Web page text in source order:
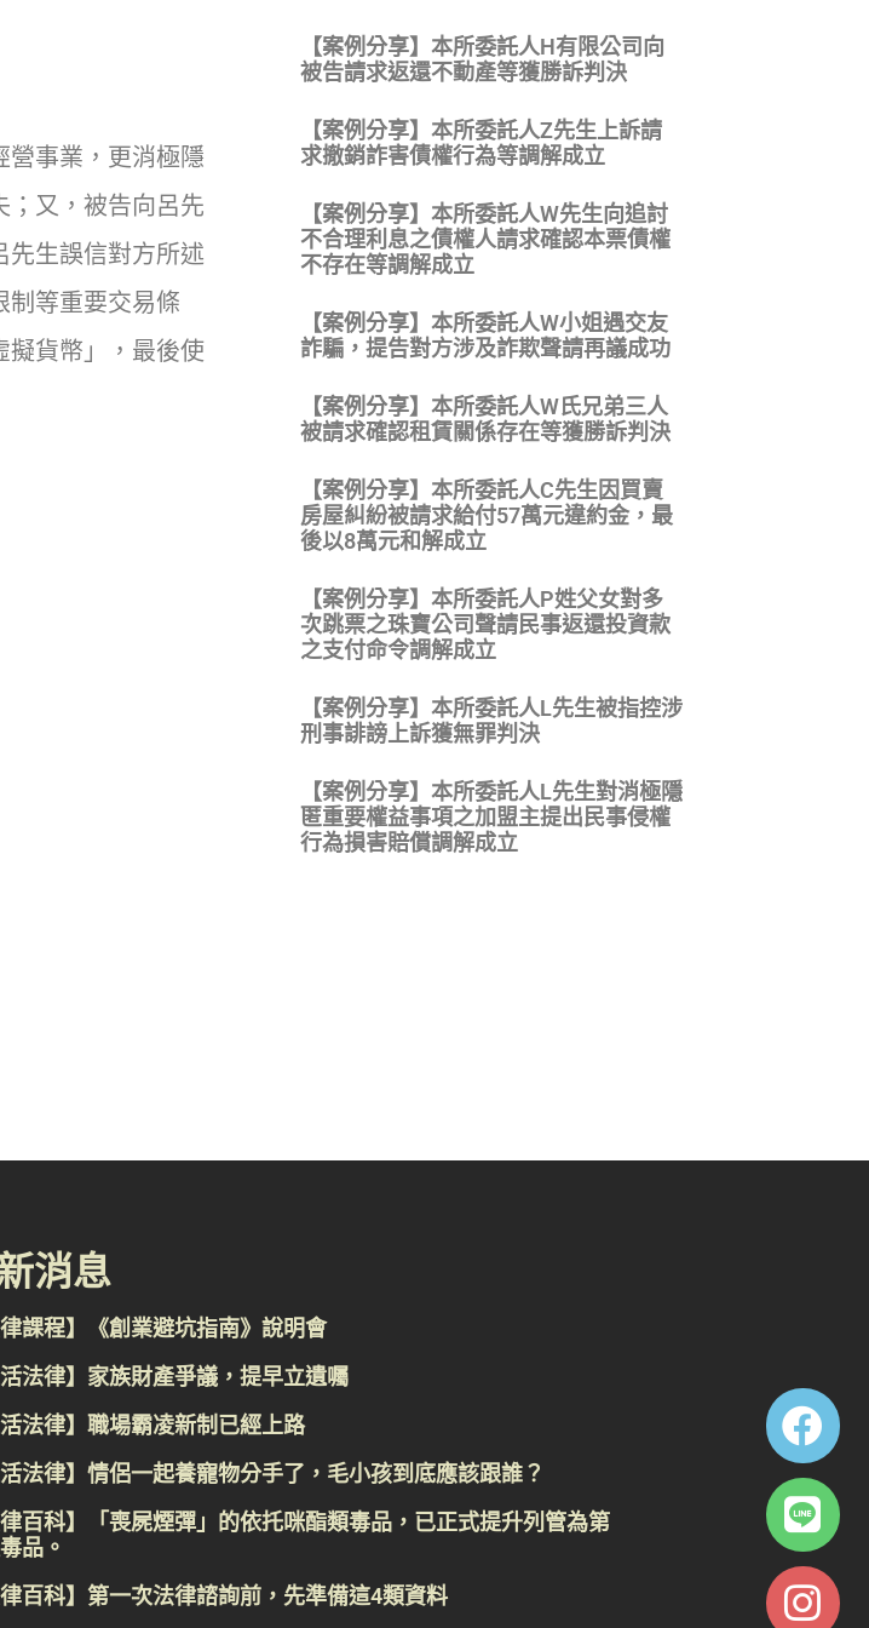
營事業，更消極隱
；又，被告向呂先
先生誤信對方所述
制等重要交易條
擬貨幣」，最後使
【案例分享】本所委託人H有限公司向
被告請求返還不動產等獲勝訴判決
【案例分享】本所委託人Z先生上訴請
求撤銷詐害債權行為等調解成立
【案例分享】本所委託人W先生向追討
不合理利息之債權人請求確認本票債權
不存在等調解成立
【案例分享】本所委託人W小姐遇交友
詐騙，提告對方涉及詐欺聲請再議成功
【案例分享】本所委託人W氏兄弟三人
被請求確認租賃關係存在等獲勝訴判決
【案例分享】本所委託人C先生因買賣
房屋糾紛被請求給付57萬元違約金，最
後以8萬元和解成立
【案例分享】本所委託人P姓父女對多
次跳票之珠寶公司聲請民事返還投資款
之支付命令調解成立
【案例分享】本所委託人L先生被指控涉
刑事誹謗上訴獲無罪判決
【案例分享】本所委託人L先生對消極隱
匿重要權益事項之加盟主提出民事侵權
行為損害賠償調解成立
消息
律課程】《創業避坑指南》說明會
活法律】家族財產爭議，提早立遺囑
活法律】職場霸凌新制已經上路
活法律】情侶一起養寵物分手了，毛小孩到底應該跟誰？
律百科】「喪屍煙彈」的依托咪酯類毒品，已正式提升列管為第
品。
律百科】第一次法律諮詢前，先準備這4類資料